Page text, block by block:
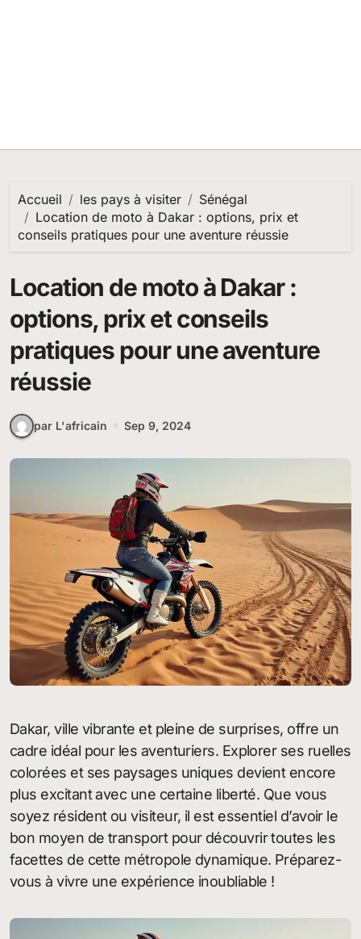
Accueil les pays à visiter
Sénégal
Location de moto à Dakar : options, prix et
conseils pratiques pour une aventure réussie
Location de moto à Dakar :
options, prix et conseils
pratiques pour une aventure
réussie
par L'africain Sep 9, 2024
Dakar, ville vibrante et pleine de surprises, offre un
cadre idéal pour les aventuriers. Explorer ses ruelles
colorées et ses paysages uniques devient encore
plus excitant avec une certaine liberté. Que vous
soyez résident ou visiteur, il est essentiel d’avoir le
bon moyen de transport pour découvrir toutes les
facettes de cette métropole dynamique. Préparez-
vous à vivre une expérience inoubliable !